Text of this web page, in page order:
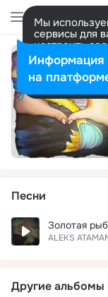
Мы
сервисы для
настроить
Разрешить
Песни
Золотая
ALEKS
Другие альбомы
Информация
на